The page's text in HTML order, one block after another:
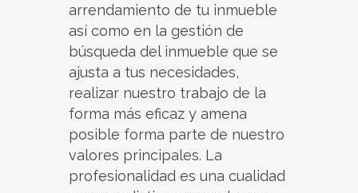
arrendamiento de tu inmueble
así como en la gestión de
búsqueda del inmueble que se
ajusta a tus necesidades,
realizar nuestro trabajo de la
forma más eficaz y amena
posible forma parte de nuestro
valores principales. La
profesionalidad es una cualidad